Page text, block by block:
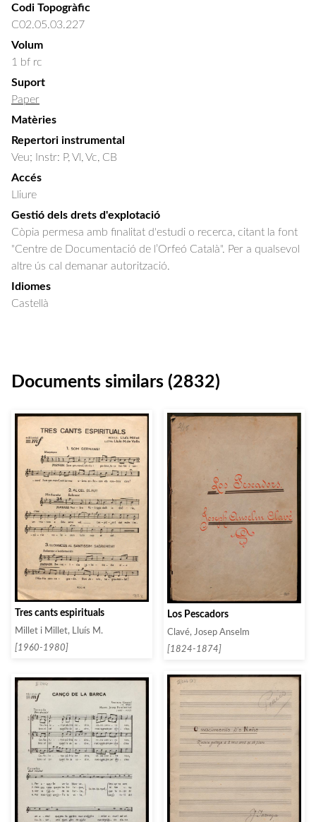
Codi Topogràfic
C02.05.03.227
Volum
1 bf rc
Suport
Paper
Matèries
Repertori instrumental
Veu; Instr: P, Vl, Vc, CB
Accés
Lliure
Gestió dels drets d'explotació
Còpia permesa amb finalitat d'estudi o recerca, citant la font
"Centre de Documentació de l’Orfeó Català". Per a qualsevol
altre ús cal demanar autorització.
Idiomes
Castellà
Documents similars (2832)
Tres cants espirituals
Millet i Millet, Lluís M.
[1960-1980]
Los Pescadors
Clavé, Josep Anselm
[1824-1874]